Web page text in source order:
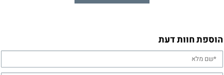
הוספת חוות דעת